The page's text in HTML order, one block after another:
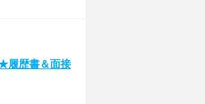
履歴書＆面接